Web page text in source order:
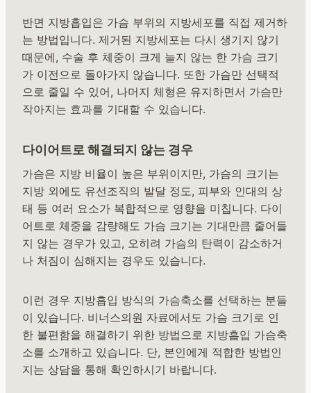
반면 지방흡입은 가슴 부위의 지방세포를 직접 제거하
는 방법입니다. 제거된 지방세포는 다시 생기지 않기
때문에, 수술 후 체중이 크게 늘지 않는 한 가슴 크기
가 이전으로 돌아가지 않습니다. 또한 가슴만 선택적
으로 줄일 수 있어, 나머지 체형은 유지하면서 가슴만
작아지는 효과를 기대할 수 있습니다.
다이어트로 해결되지 않는 경우
가슴은 지방 비율이 높은 부위이지만, 가슴의 크기는
지방 외에도 유선조직의 발달 정도, 피부와 인대의 상
태 등 여러 요소가 복합적으로 영향을 미칩니다. 다이
어트로 체중을 감량해도 가슴 크기는 기대만큼 줄어들
지 않는 경우가 있고, 오히려 가슴의 탄력이 감소하거
나 처짐이 심해지는 경우도 있습니다.
이런 경우 지방흡입 방식의 가슴축소를 선택하는 분들
이 있습니다. 비너스의원 자료에서도 가슴 크기로 인
한 불편함을 해결하기 위한 방법으로 지방흡입 가슴축
소를 소개하고 있습니다. 단, 본인에게 적합한 방법인
지는 상담을 통해 확인하시기 바랍니다.